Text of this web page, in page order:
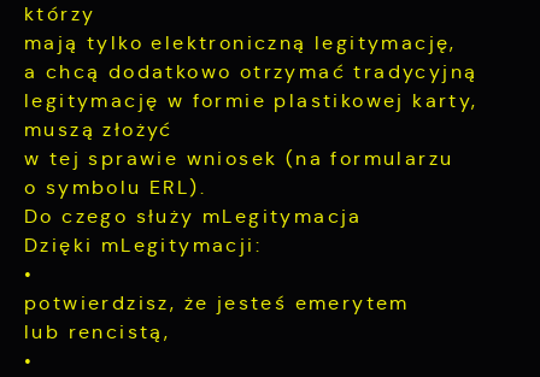
którzy
mają tylko elektroniczną legitymację,
a chcą dodatkowo otrzymać tradycyjną
legitymację w formie plastikowej karty,
muszą złożyć
w tej sprawie wniosek (na formularzu
o symbolu ERL).
Do czego służy mLegitymacja
Dzięki mLegitymacji:
•
potwierdzisz, że jesteś emerytem
lub rencistą,
•
lub firm będących naszymi partnerami oraz
innych dostawców usług. Firmy te działają w
charakterze pośredników prezentujących nasze
treści w postaci wiadomości, ofert,
komunikatów mediów społecznościowych.